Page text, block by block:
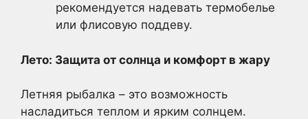
рекомендуется надевать термобелье
или флисовую поддеву.
Лето: Защита от солнца и комфорт в жару
Летняя рыбалка – это возможность
насладиться теплом и ярким солнцем.